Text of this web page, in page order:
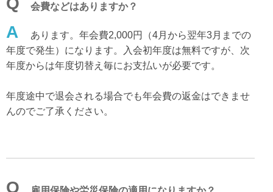
会費などはありますか？
A
あります。年会費2,000円（4月から翌年3月までの
年度で発生）になります。入会初年度は無料ですが、次
年度からは年度切替え毎にお支払いが必要です。
年度途中で退会される場合でも年会費の返金はできませ
んのでご了承ください。
Q